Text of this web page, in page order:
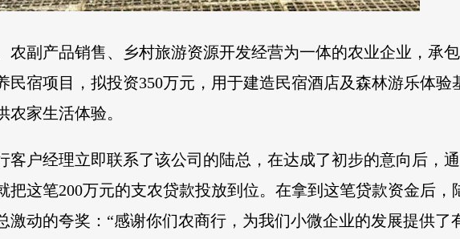
农副产品销售、乡村旅游资源开发经营为一体的农业企业，承
宿项目，拟投资350万元，用于建造民宿酒店及森林游乐体验
家生活体验。
客户经理立即联系了该公司的陆总，在达成了初步的意向后，
这笔200万元的支农贷款投放到位。在拿到这笔贷款资金后，
动的夸奖：“感谢你们农商行，为我们小微企业的发展提供了